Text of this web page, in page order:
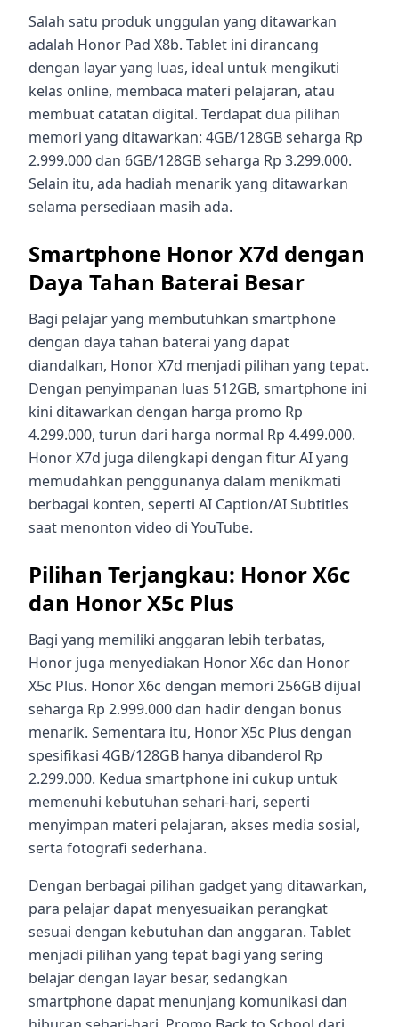
Salah satu produk unggulan yang ditawarkan
adalah Honor Pad X8b. Tablet ini dirancang
dengan layar yang luas, ideal untuk mengikuti
kelas online, membaca materi pelajaran, atau
membuat catatan digital. Terdapat dua pilihan
memori yang ditawarkan: 4GB/128GB seharga Rp
2.999.000 dan 6GB/128GB seharga Rp 3.299.000.
Selain itu, ada hadiah menarik yang ditawarkan
selama persediaan masih ada.
Smartphone Honor X7d dengan
Daya Tahan Baterai Besar
Bagi pelajar yang membutuhkan smartphone
dengan daya tahan baterai yang dapat
diandalkan, Honor X7d menjadi pilihan yang tepat.
Dengan penyimpanan luas 512GB, smartphone ini
kini ditawarkan dengan harga promo Rp
4.299.000, turun dari harga normal Rp 4.499.000.
Honor X7d juga dilengkapi dengan fitur AI yang
memudahkan penggunanya dalam menikmati
berbagai konten, seperti AI Caption/AI Subtitles
saat menonton video di YouTube.
Pilihan Terjangkau: Honor X6c
dan Honor X5c Plus
Bagi yang memiliki anggaran lebih terbatas,
Honor juga menyediakan Honor X6c dan Honor
X5c Plus. Honor X6c dengan memori 256GB dijual
seharga Rp 2.999.000 dan hadir dengan bonus
menarik. Sementara itu, Honor X5c Plus dengan
spesifikasi 4GB/128GB hanya dibanderol Rp
2.299.000. Kedua smartphone ini cukup untuk
memenuhi kebutuhan sehari-hari, seperti
menyimpan materi pelajaran, akses media sosial,
serta fotografi sederhana.
Dengan berbagai pilihan gadget yang ditawarkan,
para pelajar dapat menyesuaikan perangkat
sesuai dengan kebutuhan dan anggaran. Tablet
menjadi pilihan yang tepat bagi yang sering
belajar dengan layar besar, sedangkan
smartphone dapat menunjang komunikasi dan